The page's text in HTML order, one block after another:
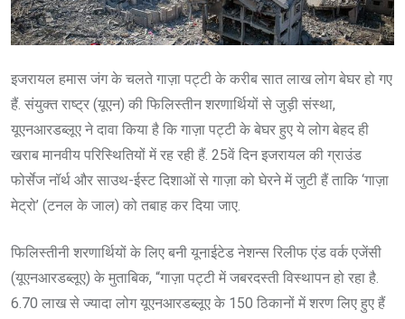
इजरायल हमास जंग के चलते गाज़ा पट्टी के करीब सात लाख लोग बेघर हो गए
हैं. संयुक्त राष्ट्र (यूएन) की फिलिस्तीन शरणार्थियों से जुड़ी संस्था,
यूएनआरडब्लूए ने दावा किया है कि गाज़ा पट्टी के बेघर हुए ये लोग बेहद ही
खराब मानवीय परिस्थितियों में रह रही हैं. 25वें दिन इजरायल की ग्राउंड
फोर्सेज नॉर्थ और साउथ-ईस्ट दिशाओं से गाज़ा को घेरने में जुटी हैं ताकि ‘गाज़ा
मेट्रो’ (टनल के जाल) को तबाह कर दिया जाए.
फिलिस्तीनी शरणार्थियों के लिए बनी यूनाईटेड नेशन्स रिलीफ एंड वर्क एजेंसी
(यूएनआरडब्लूए) के मुताबिक, “गाज़ा पट्टी में जबरदस्ती विस्थापन हो रहा है.
6.70 लाख से ज्यादा लोग यूएनआरडब्लूए के 150 ठिकानों में शरण लिए हुए हैं